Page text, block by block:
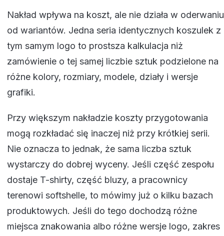
Nakład wpływa na koszt, ale nie działa w oderwaniu
od wariantów. Jedna seria identycznych koszulek z
tym samym logo to prostsza kalkulacja niż
zamówienie o tej samej liczbie sztuk podzielone na
różne kolory, rozmiary, modele, działy i wersje
grafiki.
Przy większym nakładzie koszty przygotowania
mogą rozkładać się inaczej niż przy krótkiej serii.
Nie oznacza to jednak, że sama liczba sztuk
wystarczy do dobrej wyceny. Jeśli część zespołu
dostaje T-shirty, część bluzy, a pracownicy
terenowi softshelle, to mówimy już o kilku bazach
produktowych. Jeśli do tego dochodzą różne
miejsca znakowania albo różne wersje logo, zakres